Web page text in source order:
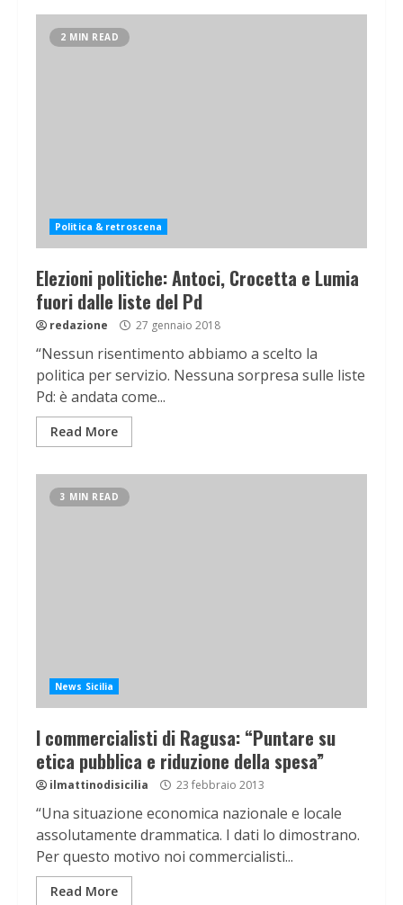
2 MIN READ
Politica & retroscena
Elezioni politiche: Antoci, Crocetta e Lumia
fuori dalle liste del Pd
redazione 27 gennaio 2018
“Nessun risentimento abbiamo a scelto la
politica per servizio. Nessuna sorpresa sulle liste
Pd: è andata come...
Read More
3 MIN READ
News Sicilia
I commercialisti di Ragusa: “Puntare su
etica pubblica e riduzione della spesa”
ilmattinodisicilia 23 febbraio 2013
“Una situazione economica nazionale e locale
assolutamente drammatica. I dati lo dimostrano.
Per questo motivo noi commercialisti...
Read More